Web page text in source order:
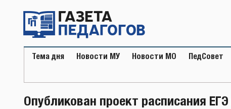
содержимому
Тема дня Новости МУ Новости МО ПедСовет
Опубликован проект расписания